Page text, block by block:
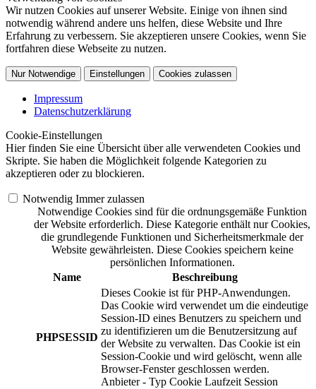
Wir nutzen Cookies auf unserer Website. Einige von ihnen sind
notwendig während andere uns helfen, diese Website und Ihre
Erfahrung zu verbessern. Sie akzeptieren unsere Cookies, wenn Sie
fortfahren diese Webseite zu nutzen.
Nur Notwendige Einstellungen Cookies zulassen
Impressum
Datenschutzerklärung
Cookie-Einstellungen
Hier finden Sie eine Übersicht über alle verwendeten Cookies und
Skripte. Sie haben die Möglichkeit folgende Kategorien zu
akzeptieren oder zu blockieren.
Notwendig Immer zulassen
Notwendige Cookies sind für die ordnungsgemäße Funktion
der Website erforderlich. Diese Kategorie enthält nur Cookies,
die grundlegende Funktionen und Sicherheitsmerkmale der
Website gewährleisten. Diese Cookies speichern keine
persönlichen Informationen.
Name
Beschreibung
PHPSESSID
Dieses Cookie ist für PHP-Anwendungen.
Das Cookie wird verwendet um die eindeutige
Session-ID eines Benutzers zu speichern und
zu identifizieren um die Benutzersitzung auf
der Website zu verwalten. Das Cookie ist ein
Session-Cookie und wird gelöscht, wenn alle
Browser-Fenster geschlossen werden.
Anbieter - Typ Cookie Laufzeit Session